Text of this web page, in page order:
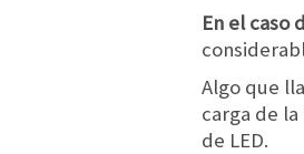
En el caso
Algo que
carga de
de LED.